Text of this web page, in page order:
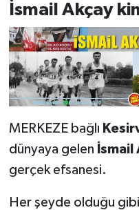
İsmail Akçay
MERKEZE bağlı
dünyaya gelen İsmail
gerçek efsanesi.
Her şeyde olduğu gibi